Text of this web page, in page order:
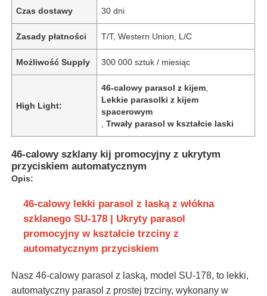
Czas dostawy 30 dni
Zasady płatności T/T, Western Union, L/C
Możliwość Supply 300 000 sztuk / miesiąc
High Light:
46-calowy parasol z kijem
Lekkie parasolki z kijem
spacerowym
,Trwały parasol w kształcie laski
46-calowy szklany kij promocyjny z ukrytym
przyciskiem automatycznym
Opis:
46-calowy lekki parasol z laską z włókna
szklanego SU-178 | Ukryty parasol
promocyjny w kształcie trzciny z
automatycznym przyciskiem
Nasz 46-calowy parasol z laską, model SU-178, to lekki,
automatyczny parasol z prostej trzciny, wykonany w